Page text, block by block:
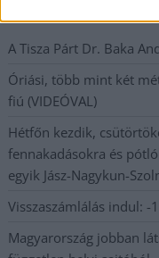
A Tisza Párt Dr. Baka
Óriási, több mint két
fiú (VIDEÓVAL)
Hétfőn kezdik,
fennakadásokra és
egyik Jász-Nagykun-
Visszaszámlálás indul: -
Magyarország jobban